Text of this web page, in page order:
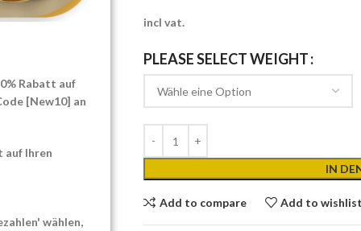
Rabatt auf
[New10] an
auf Ihren
wählen,
incl vat.
WEIGHT
IN
Add to compare Add to wishlist